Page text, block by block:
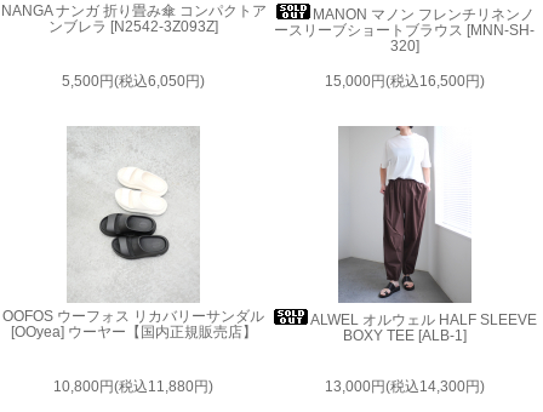
NANGA ナンガ 折り畳み傘 コンパクトア
ンブレラ [N2542-3Z093Z]
5,500円(税込6,050円)
MANON マノン フレンチリネンノ
ースリーブショートブラウス [MNN-SH-
320]
15,000円(税込16,500円)
OOFOS ウーフォス リカバリーサンダル
[OOyea] ウーヤー【国内正規販売店】
10,800円(税込11,880円)
ALWEL オルウェル HALF SLEEVE
BOXY TEE [ALB-1]
13,000円(税込14,300円)